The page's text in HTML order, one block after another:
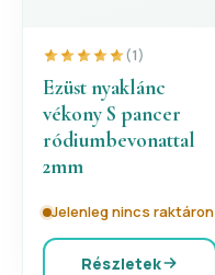
(1)
Ezüst nyaklánc
vékony S pancer
ródiumbevonattal
2mm
Jelenleg nincs raktáron
Részletek